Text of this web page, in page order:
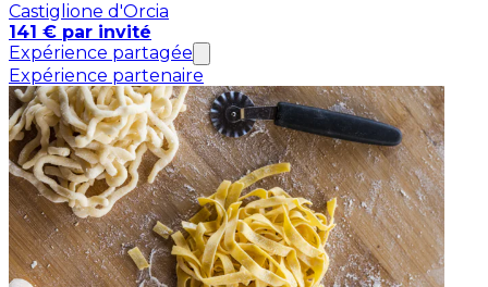
Castiglione d'Orcia
141 € par invité
Expérience partagée
Expérience partenaire